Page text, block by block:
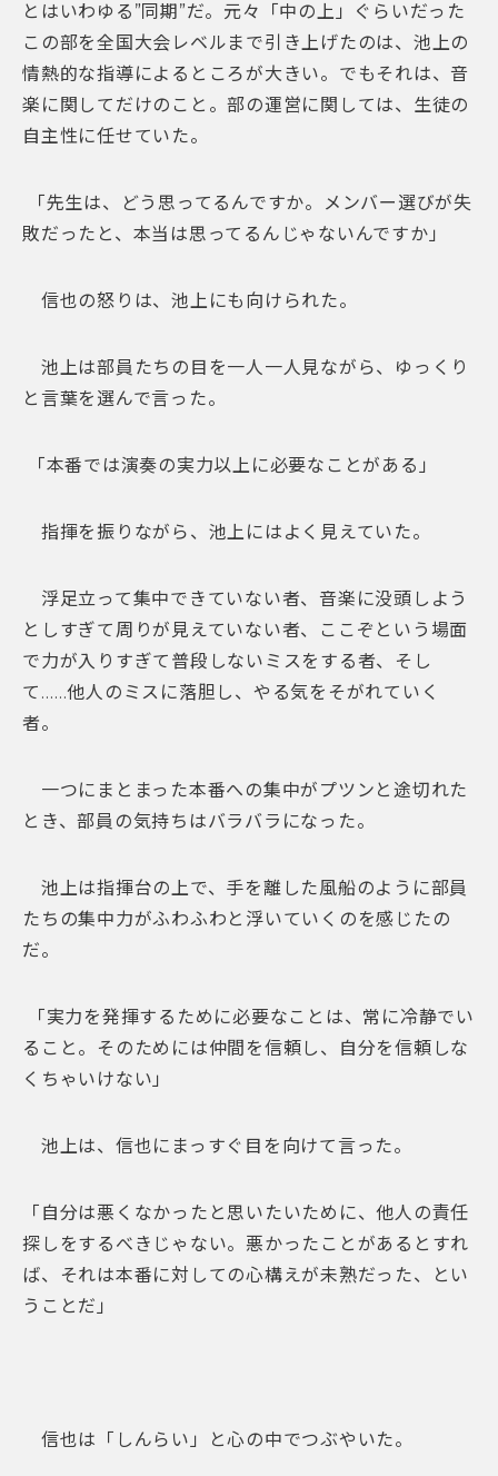
とはいわゆる”同期”だ。元々「中の上」ぐらいだった
この部を全国大会レベルまで引き上げたのは、池上の
情熱的な指導によるところが大きい。でもそれは、音
楽に関してだけのこと。部の運営に関しては、生徒の
自主性に任せていた。
「先生は、どう思ってるんですか。メンバー選びが失
敗だったと、本当は思ってるんじゃないんですか」
信也の怒りは、池上にも向けられた。
池上は部員たちの目を一人一人見ながら、ゆっくり
と言葉を選んで言った。
「本番では演奏の実力以上に必要なことがある」
指揮を振りながら、池上にはよく見えていた。
浮足立って集中できていない者、音楽に没頭しよう
としすぎて周りが見えていない者、ここぞという場面
で力が入りすぎて普段しないミスをする者、そし
て……他人のミスに落胆し、やる気をそがれていく
者。
一つにまとまった本番への集中がプツンと途切れた
とき、部員の気持ちはバラバラになった。
池上は指揮台の上で、手を離した風船のように部員
たちの集中力がふわふわと浮いていくのを感じたの
だ。
「実力を発揮するために必要なことは、常に冷静でい
ること。そのためには仲間を信頼し、自分を信頼しな
くちゃいけない」
池上は、信也にまっすぐ目を向けて言った。
「自分は悪くなかったと思いたいために、他人の責任
探しをするべきじゃない。悪かったことがあるとすれ
ば、それは本番に対しての心構えが未熟だった、とい
うことだ」
信也は「しんらい」と心の中でつぶやいた。